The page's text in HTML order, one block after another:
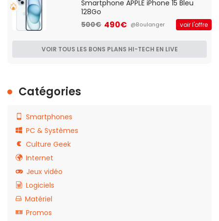
Smartphone APPLE iPhone 15 Bleu
128Go
500€ 490€ @Boulanger voir l'offre
VOIR TOUS LES BONS PLANS HI-TECH EN LIVE
Catégories
Smartphones
PC & Systèmes
Culture Geek
Internet
Jeux vidéo
Logiciels
Matériel
Promos